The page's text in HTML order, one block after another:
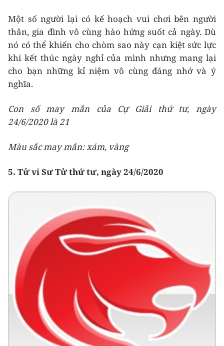
Một số người lại có kế hoạch vui chơi bên người
thân, gia đình vô cùng hào hứng suốt cả ngày. Dù
nó có thể khiến cho chòm sao này cạn kiệt sức lực
khi kết thúc ngày nghỉ của mình nhưng mang lại
cho bạn những kỉ niệm vô cùng đáng nhớ và ý
nghĩa.
Con số may mắn của Cự Giải thứ tư, ngày
24/6/2020 là 21
Màu sắc may mắn: xám, vàng
5. Tử vi Sư Tử thứ tư, ngày 24/6/2020